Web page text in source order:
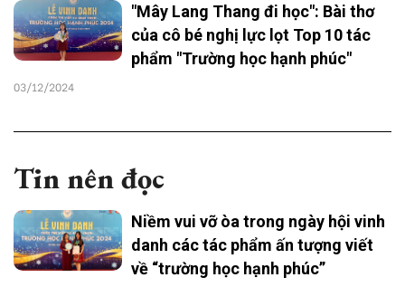
"Mây Lang Thang đi học": Bài thơ
của cô bé nghị lực lọt Top 10 tác
phẩm "Trường học hạnh phúc"
03/12/2024
Tin nên đọc
Niềm vui vỡ òa trong ngày hội vinh
danh các tác phẩm ấn tượng viết
về “trường học hạnh phúc”